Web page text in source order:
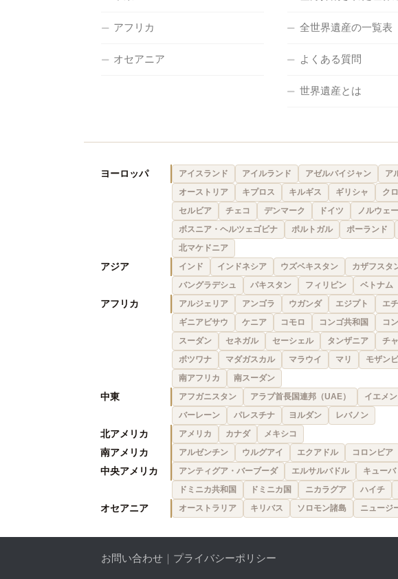
アフリカ
オセアニア
全世界遺産の一覧表
よくある質問
世界遺産とは
ヨーロッパ アイスランド アイルランド アゼルバイジャン ア
オーストリア
キプロス キルギス ギリシャ ク
セルビア
チェコ デンマーク ドイツ ノルウェー
ボスニア・ヘルツェゴビナ
ポルトガル ポーランド
北マケドニア
アジア インド インドネシア ウズベキスタン カザフスタ
バングラデシュ
パキスタン フィリピン ベトナム
アフリカ アルジェリア アンゴラ ウガンダ エジプト エ
ギニアビサウ
ケニア コモロ コンゴ共和国 コ
スーダン
セネガル セーシェル タンザニア チ
ボツワナ
マダガスカル マラウイ マリ モザン
南アフリカ
南スーダン
中東 アフガニスタン アラブ首長国連邦（UAE） イエメン
バーレーン
パレスチナ ヨルダン レバノン
北アメリカ アメリカ カナダ メキシコ
南アメリカ アルゼンチン ウルグアイ エクアドル コロンビア
中央アメリカ アンティグア・バーブーダ エルサルバドル キューバ
ドミニカ共和国
ドミニカ国 ニカラグア ハイチ
オセアニア オーストラリア キリバス ソロモン諸島 ニュージ
お問い合わせ ｜ プライバシーポリシー